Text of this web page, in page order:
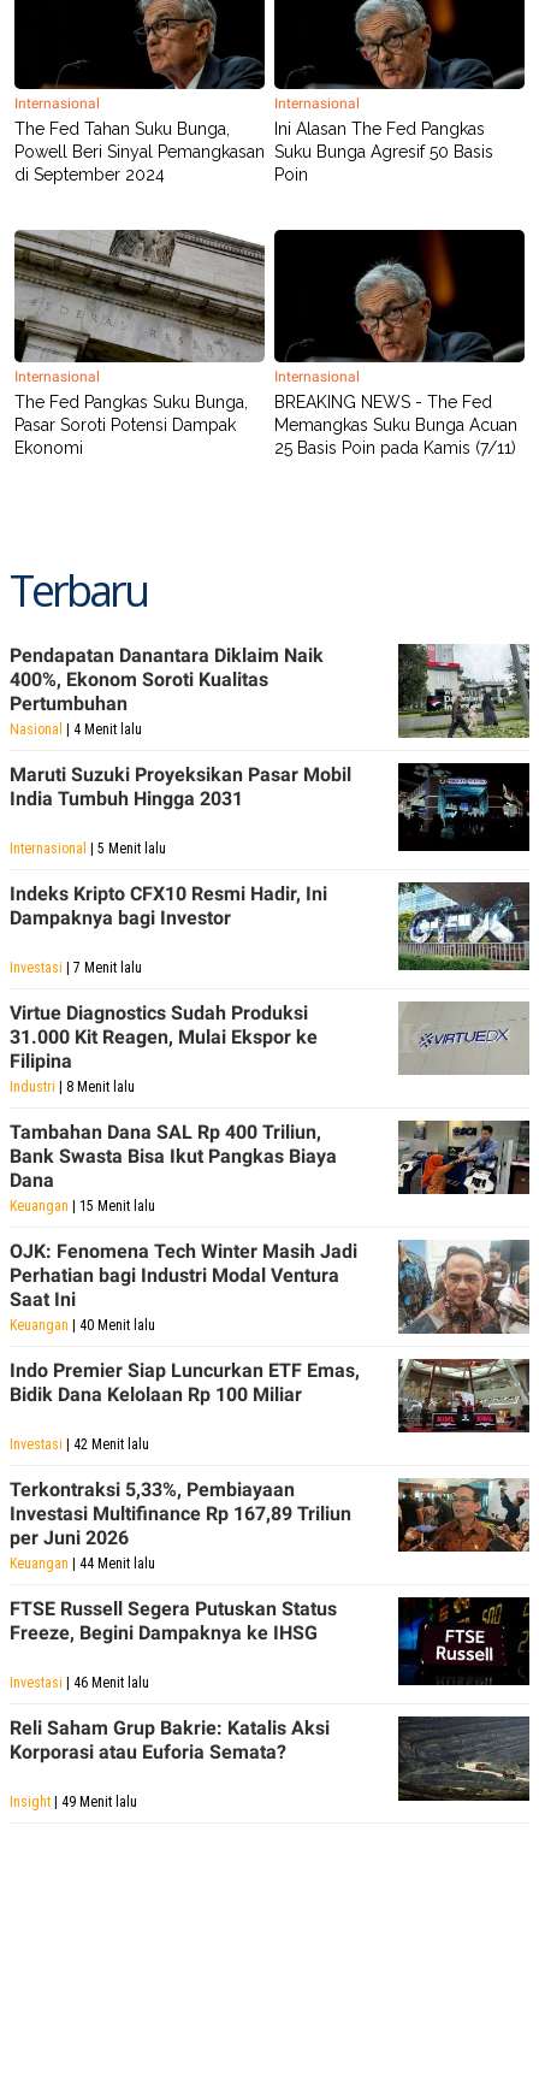
Internasional
The Fed Tahan Suku Bunga,
Powell Beri Sinyal Pemangkasan
di September 2024
Internasional
Ini Alasan The Fed Pangkas
Suku Bunga Agresif 50 Basis
Poin
Internasional
The Fed Pangkas Suku Bunga,
Pasar Soroti Potensi Dampak
Ekonomi
Internasional
BREAKING NEWS - The Fed
Memangkas Suku Bunga Acuan
25 Basis Poin pada Kamis (7/11)
Terbaru
Pendapatan Danantara Diklaim Naik
400%, Ekonom Soroti Kualitas
Pertumbuhan
Nasional | 4 Menit lalu
Maruti Suzuki Proyeksikan Pasar Mobil
India Tumbuh Hingga 2031
Internasional | 5 Menit lalu
Indeks Kripto CFX10 Resmi Hadir, Ini
Dampaknya bagi Investor
Investasi | 7 Menit lalu
Virtue Diagnostics Sudah Produksi
31.000 Kit Reagen, Mulai Ekspor ke
Filipina
Industri | 8 Menit lalu
Tambahan Dana SAL Rp 400 Triliun,
Bank Swasta Bisa Ikut Pangkas Biaya
Dana
Keuangan | 15 Menit lalu
OJK: Fenomena Tech Winter Masih Jadi
Perhatian bagi Industri Modal Ventura
Saat Ini
Keuangan | 40 Menit lalu
Indo Premier Siap Luncurkan ETF Emas,
Bidik Dana Kelolaan Rp 100 Miliar
Investasi | 42 Menit lalu
Terkontraksi 5,33%, Pembiayaan
Investasi Multifinance Rp 167,89 Triliun
per Juni 2026
Keuangan | 44 Menit lalu
FTSE Russell Segera Putuskan Status
Freeze, Begini Dampaknya ke IHSG
Investasi | 46 Menit lalu
Reli Saham Grup Bakrie: Katalis Aksi
Korporasi atau Euforia Semata?
Insight | 49 Menit lalu